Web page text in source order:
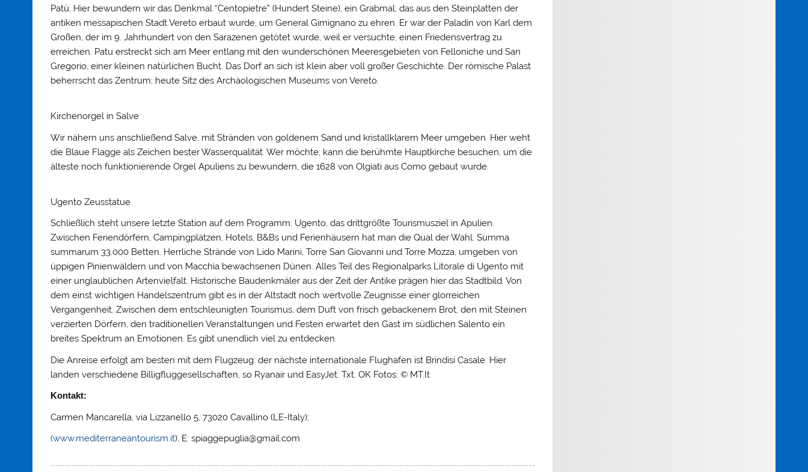
Patù. Hier bewundern wir das Denkmal “Centopietre” (Hundert Steine), ein Grabmal, das aus den Steinplatten der
antiken messapischen Stadt Vereto erbaut wurde, um General Gimignano zu ehren. Er war der Paladin von Karl dem
Großen, der im 9. Jahrhundert von den Sarazenen getötet wurde, weil er versuchte, einen Friedensvertrag zu
erreichen. Patu erstreckt sich am Meer entlang mit den wunderschönen Meeresgebieten von Felloniche und San
Gregorio, einer kleinen natürlichen Bucht. Das Dorf an sich ist klein aber voll großer Geschichte. Der römische Palast
beherrscht das Zentrum; heute Sitz des Archäologischen Museums von Vereto.
Kirchenorgel in Salve
Wir nähern uns anschließend Salve, mit Stränden von goldenem Sand und kristallklarem Meer umgeben. Hier weht
die Blaue Flagge als Zeichen bester Wasserqualität. Wer möchte, kann die berühmte Hauptkirche besuchen, um die
älteste noch funktionierende Orgel Apuliens zu bewundern, die 1628 von Olgiati aus Como gebaut wurde.
Ugento Zeusstatue
Schließlich steht unsere letzte Station auf dem Programm: Ugento, das drittgrößte Tourismusziel in Apulien.
Zwischen Feriendörfern, Campingplätzen, Hotels, B&Bs und Ferienhäusern hat man die Qual der Wahl. Summa
summarum 33.000 Betten. Herrliche Strände von Lido Marini, Torre San Giovanni und Torre Mozza, umgeben von
üppigen Pinienwäldern und von Macchia bewachsenen Dünen. Alles Teil des Regionalparks Litorale di Ugento mit
einer unglaublichen Artenvielfalt. Historische Baudenkmäler aus der Zeit der Antike prägen hier das Stadtbild. Von
dem einst wichtigen Handelszentrum gibt es in der Altstadt noch wertvolle Zeugnisse einer glorreichen
Vergangenheit. Zwischen dem entschleunigten Tourismus, dem Duft von frisch gebackenem Brot, den mit Steinen
verzierten Dörfern, den traditionellen Veranstaltungen und Festen erwartet den Gast im südlichen Salento ein
breites Spektrum an Emotionen. Es gibt unendlich viel zu entdecken.
Die Anreise erfolgt am besten mit dem Flugzeug: der nächste internationale Flughafen ist Brindisi Casale. Hier
landen verschiedene Billigfluggesellschaften, so Ryanair und EasyJet. Txt. OK Fotos: © MT.It
Kontakt:
Carmen Mancarella, via Lizzanello 5, 73020 Cavallino (LE-Italy);
(www.mediterraneantourism.it), E: spiaggepuglia@gmail.com